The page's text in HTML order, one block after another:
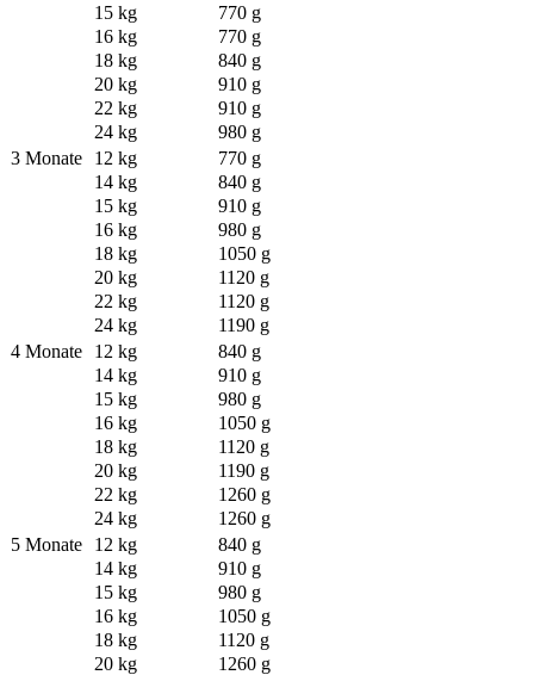
15 kg
770 g
16 kg
770 g
18 kg
840 g
20 kg
910 g
22 kg
910 g
24 kg
980 g
3 Monate
12 kg
770 g
14 kg
840 g
15 kg
910 g
16 kg
980 g
18 kg
1050 g
20 kg
1120 g
22 kg
1120 g
24 kg
1190 g
4 Monate
12 kg
840 g
14 kg
910 g
15 kg
980 g
16 kg
1050 g
18 kg
1120 g
20 kg
1190 g
22 kg
1260 g
24 kg
1260 g
5 Monate
12 kg
840 g
14 kg
910 g
15 kg
980 g
16 kg
1050 g
18 kg
1120 g
20 kg
1260 g